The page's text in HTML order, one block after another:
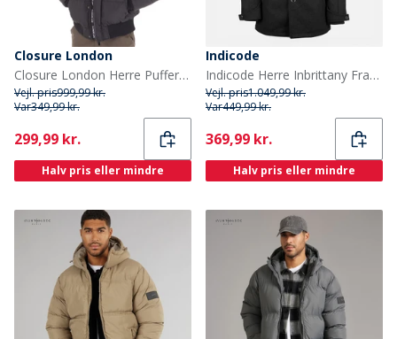
Closure London
Closure London Herre Pufferjakke med pelshætte Sort
Vejl. pris999,99 kr.
Var349,99 kr.
Current
299,99 kr.
Halv pris eller mindre
Indicode
Indicode Herre Inbrittany Frakke Sort
Vejl. pris1.049,99 kr.
Var449,99 kr.
Current
369,99 kr.
Halv pris eller mindre